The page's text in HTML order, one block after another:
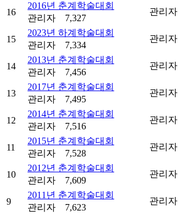
16
2016년 춘계학술대회
관리자
7,327
관리자
15
2023년 하계학술대회
관리자
7,334
관리자
14
2013년 춘계학술대회
관리자
7,456
관리자
13
2017년 춘계학술대회
관리자
7,495
관리자
12
2014년 춘계학술대회
관리자
7,516
관리자
11
2015년 춘계학술대회
관리자
7,528
관리자
10
2012년 춘계학술대회
관리자
7,609
관리자
9
2011년 춘계학술대회
관리자
7,623
관리자